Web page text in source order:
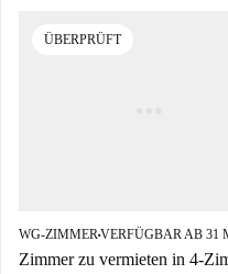
ÜBERPRÜFT
WG-ZIMMER■VERFÜGBAR AB 31
Zimmer zu vermieten in 4-